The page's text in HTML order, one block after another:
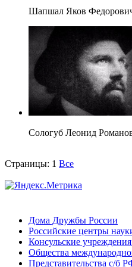
Шапшал Яков
Сологуб Леонид
Страницы: 1 Все
Дома Дружбы России
Российские центры
Консульские
Общества
Представительства с/б